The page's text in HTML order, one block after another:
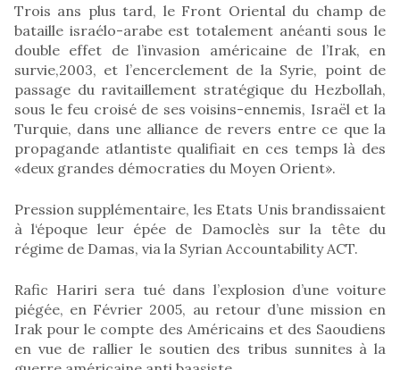
Trois ans plus tard, le Front Oriental du champ de
bataille israélo-arabe est totalement anéanti sous le
double effet de l’invasion américaine de l’Irak, en
survie,2003, et l’encerclement de la Syrie, point de
passage du ravitaillement stratégique du Hezbollah,
sous le feu croisé de ses voisins-ennemis, Israël et la
Turquie, dans une alliance de revers entre ce que la
propagande atlantiste qualifiait en ces temps là des
«deux grandes démocraties du Moyen Orient».
Pression supplémentaire, les Etats Unis brandissaient
à l‘époque leur épée de Damoclès sur la tête du
régime de Damas, via la Syrian Accountability ACT.
Rafic Hariri sera tué dans l’explosion d’une voiture
piégée, en Février 2005, au retour d’une mission en
Irak pour le compte des Américains et des Saoudiens
en vue de rallier le soutien des tribus sunnites à la